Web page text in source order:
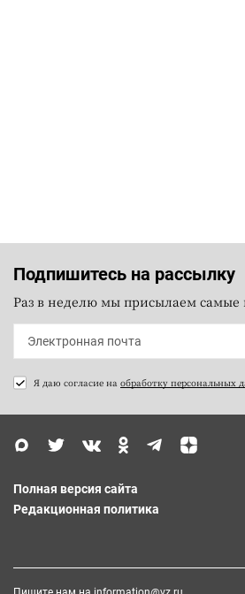
Подпишитесь на рассылку
Раз в неделю мы присылаем самые
Я даю согласие на обработку персональных
Полная версия сайта
Редакционная политика